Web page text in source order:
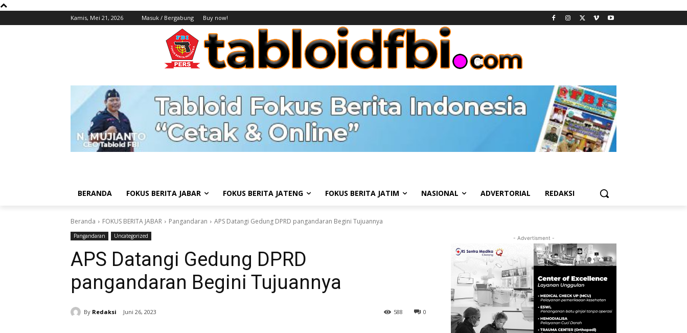
Kamis, Mei 21, 2026 Masuk / Bergabung Buy now!
BERANDA FOKUS BERITA JABAR FOKUS BERITA JATENG FOKUS BERITA JATIM NASIONAL ADVERTORIAL REDAKSI
Beranda FOKUS BERITA JABAR Pangandaran APS Datangi Gedung DPRD pangandaran Begini Tujuannya
Pangandaran Uncategorized
APS Datangi Gedung DPRD
pangandaran Begini Tujuannya
By Redaksi Juni 26, 2023 0
588
- Advertisment -